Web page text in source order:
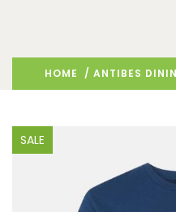
HOME / ANTIBES
SALE